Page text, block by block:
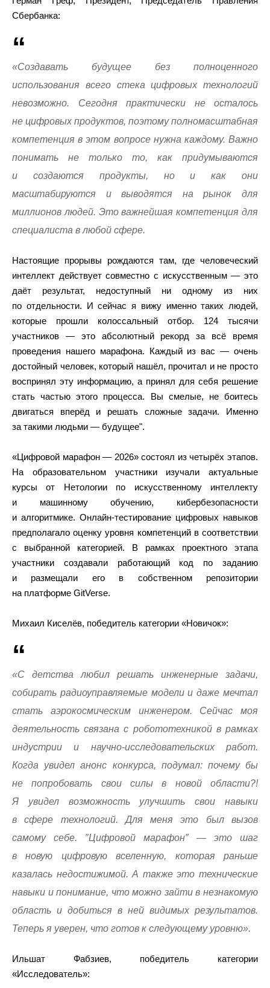
Сбербанка:
«Создавать будущее без полноценного
использования всего стека цифровых технологий
невозможно. Сегодня практически не осталось
не цифровых продуктов, поэтому полномасштабная
компетенция в этом вопросе нужна каждому. Важно
понимать не только то, как придумываются
и создаются продукты, но и как они
масштабируются и выводятся на рынок для
миллионов людей. Это важнейшая компетенция для
специалиста в любой сфере.
Настоящие прорывы рождаются там, где человеческий
интеллект действует совместно с искусственным — это
даёт результат, недоступный ни одному из них
по отдельности. И сейчас я вижу именно таких людей,
которые прошли колоссальный отбор. 124 тысячи
участников — это абсолютный рекорд за всё время
проведения нашего марафона. Каждый из вас — очень
достойный человек, который нашёл, прочитал и не просто
воспринял эту информацию, а принял для себя решение
стать частью этого процесса. Вы смелые, не боитесь
двигаться вперёд и решать сложные задачи. Именно
за такими людьми — будущее".
«Цифровой марафон — 2026» состоял из четырёх этапов.
На образовательном участники изучали актуальные
курсы от Нетологии по искусственному интеллекту
и машинному обучению, кибербезопасности
и алгоритмике. Онлайн-тестирование цифровых навыков
предполагало оценку уровня компетенций в соответствии
с выбранной категорией. В рамках проектного этапа
участники создавали работающий код по заданию
и размещали его в собственном репозитории
на платформе GitVerse.
Михаил Киселёв, победитель категории «Новичок»:
«С детства любил решать инженерные задачи,
собирать радиоуправляемые модели и даже мечтал
стать аэрокосмическим инженером. Сейчас моя
деятельность связана с робототехникой в рамках
индустрии и научно-исследовательских работ.
Когда увидел анонс конкурса, подумал: почему бы
не попробовать свои силы в новой области?!
Я увидел возможность улучшить свои навыки
в сфере технологий. Для меня это был вызов
самому себе. ″Цифровой марафон″ — это шаг
в новую цифровую вселенную, которая раньше
казалась недостижимой. А также это технические
навыки и понимание, что можно зайти в незнакомую
область и добиться в ней видимых результатов.
Теперь я уверен, что готов к следующему уровню».
Ильшат Фабзиев, победитель категории
«Исследователь»: